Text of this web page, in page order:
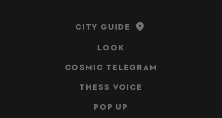
CITY GUIDE
LOOK
COSMIC TELEGRAM
THESS VOICE
POP UP